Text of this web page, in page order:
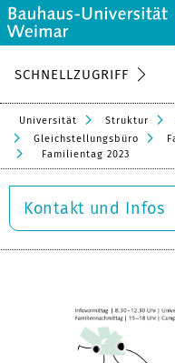
SCHNELLZUGRIFF
Universität Struktur
Gleichstellungsbüro
Familientag 2023
Kontakt und Infos